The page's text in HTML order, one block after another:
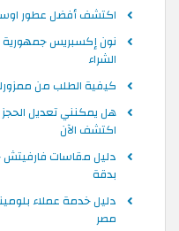
اكتشف أفضل عطور اوسما 2026 للجنسين في
نون إكسبريس
الشراء
كيفية الطلب من
هل يمكنني تعديل
اكتشف الآن
دليل مقاسات
بدقة
دليل خدمة عملاء
مصر